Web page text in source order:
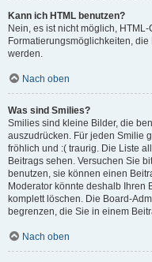
Kann ich HTML benutzen?
Nein, es ist nicht möglich,
Formatierungsmöglichkeiten,
werden.
Nach oben
Was sind Smilies?
Smilies sind kleine Bilder, die
auszudrücken. Für jeden Smilie
fröhlich und :( traurig. Die Liste
Beitrags sehen. Versuchen Sie
benutzen, sie können einen
Moderator könnte deshalb Ihren
komplett löschen. Die Board-
begrenzen, die Sie in einem
Nach oben